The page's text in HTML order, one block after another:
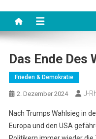
Das Ende Des
Frieden & Demokratie
2. Dezember 2024 J-
Nach Trumps Wahlsieg in
Europa und den USA